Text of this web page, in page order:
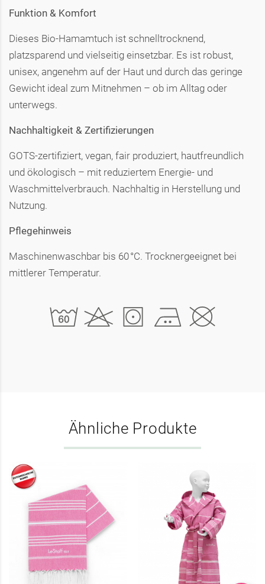
Funktion & Komfort
Dieses Bio-Hamamtuch ist schnelltrocknend,
platzsparend und vielseitig einsetzbar. Es ist robust,
unisex, angenehm auf der Haut und durch das geringe
Gewicht ideal zum Mitnehmen – ob im Alltag oder
unterwegs.
Nachhaltigkeit & Zertifizierungen
GOTS-zertifiziert, vegan, fair produziert, hautfreundlich
und ökologisch – mit reduziertem Energie- und
Waschmittelverbrauch. Nachhaltig in Herstellung und
Nutzung.
Pflegehinweis
Maschinenwaschbar bis 60 °C. Trocknergeeignet bei
mittlerer Temperatur.
Ähnliche Produkte